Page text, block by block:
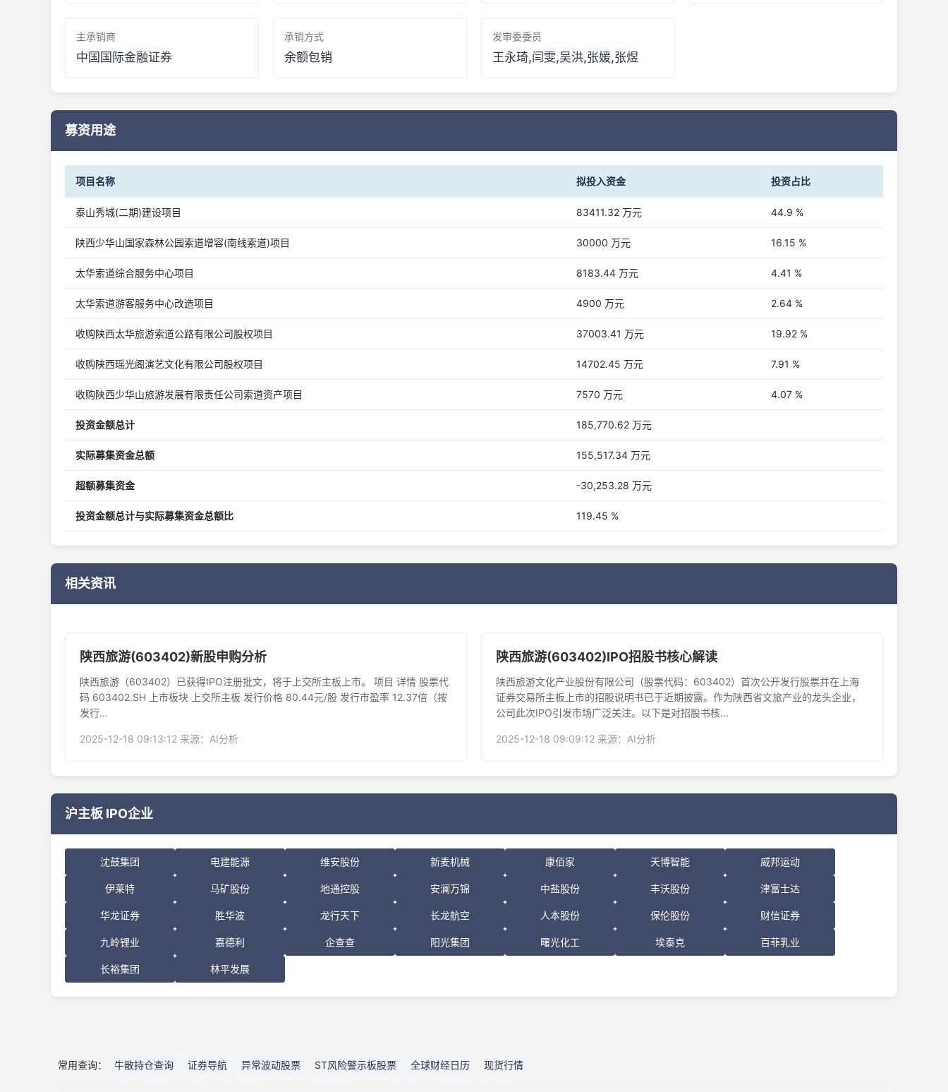
主承销商
中国国际金融证券
承销方式
余额包销
发审委委员
王永琦,闫雯,吴洪,张媛,张煜
募资用途
项目名称 拟投入资金 投资占比
泰山秀城(二期)建设项目 83411.32 万元 44.9 %
陕西少华山国家森林公园索道增容(南线索道)项目 30000 万元 16.15 %
太华索道综合服务中心项目 8183.44 万元 4.41 %
太华索道游客服务中心改造项目 4900 万元 2.64 %
收购陕西太华旅游索道公路有限公司股权项目 37003.41 万元 19.92 %
收购陕西瑶光阁演艺文化有限公司股权项目 14702.45 万元 7.91 %
收购陕西少华山旅游发展有限责任公司索道资产项目 7570 万元 4.07 %
投资金额总计 185,770.62 万元
实际募集资金总额 155,517.34 万元
超额募集资金 -30,253.28 万元
投资金额总计与实际募集资金总额比 119.45 %
相关资讯
陕西旅游(603402)新股申购分析
陕西旅游（603402）已获得IPO注册批文，将于上交所主板上市。 项目 详情 股票代
码​ 603402.SH 上市板块​ 上交所主板 发行价格​ 80.44元/股 发行市盈率​ 12.37倍（按
发行...
2025-12-18 09:13:12 来源：AI分析
陕西旅游(603402)IPO招股书核心解读
陕西旅游文化产业股份有限公司（股票代码：603402）首次公开发行股票并在上海
证券交易所主板上市的招股说明书已于近期披露。作为陕西省文旅产业的龙头企业，
公司此次IPO引发市场广泛关注。以下是对招股书核...
2025-12-18 09:09:12 来源：AI分析
沪主板 IPO企业
沈鼓集团 电建能源 维安股份 新麦机械 康佰家 天博智能 威邦运动
伊莱特 马矿股份 地通控股 安澜万锦 中盐股份 丰沃股份 津富士达
华龙证券 胜华波 龙行天下 长龙航空 人本股份 保伦股份 财信证券
九岭锂业 嘉德利 企查查 阳光集团 曙光化工 埃泰克 百菲乳业
长裕集团 林平发展
常用查询： 牛散持仓查询 证券导航 异常波动股票 ST风险警示板股票 全球财经日历 现货行情